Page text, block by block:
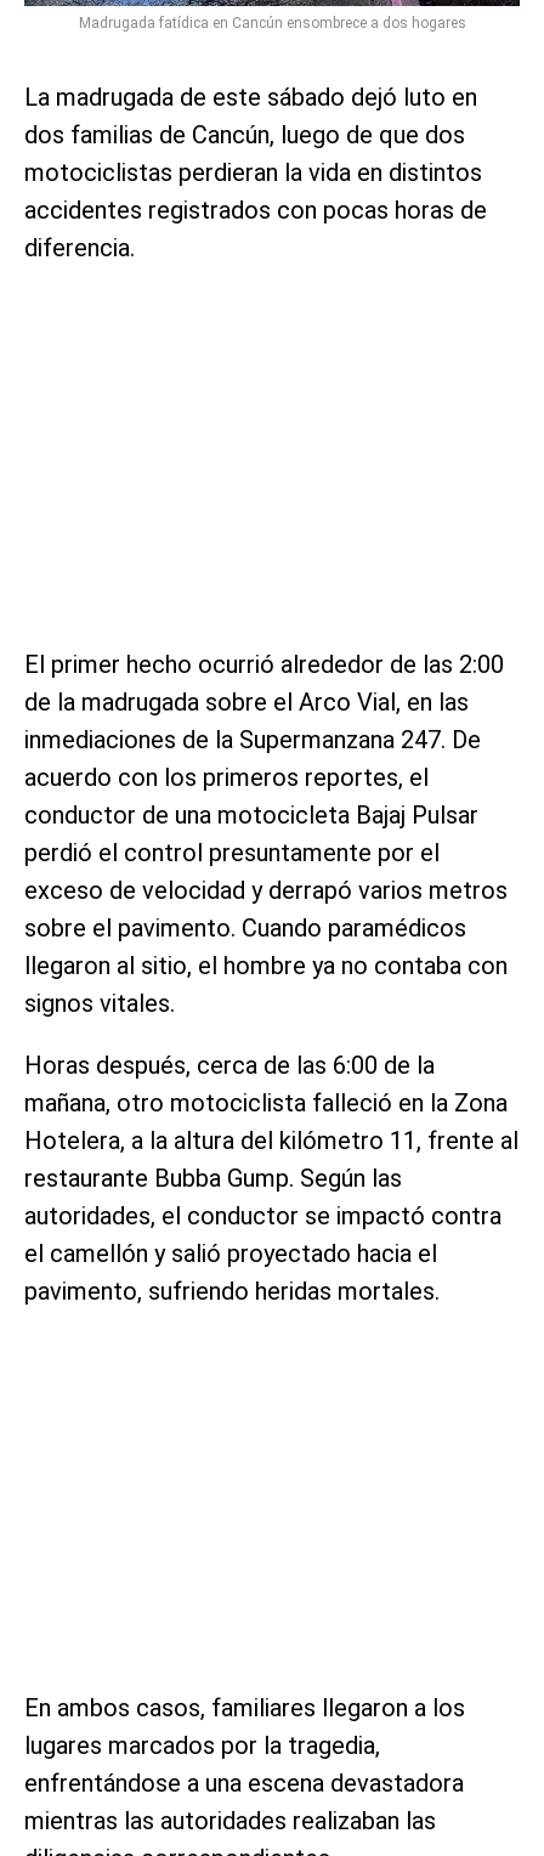
Madrugada fatídica en Cancún ensombrece a dos hogares
La madrugada de este sábado dejó luto en
dos familias de Cancún, luego de que dos
motociclistas perdieran la vida en distintos
accidentes registrados con pocas horas de
diferencia.
El primer hecho ocurrió alrededor de las 2:00
de la madrugada sobre el Arco Vial, en las
inmediaciones de la Supermanzana 247. De
acuerdo con los primeros reportes, el
conductor de una motocicleta Bajaj Pulsar
perdió el control presuntamente por el
exceso de velocidad y derrapó varios metros
sobre el pavimento. Cuando paramédicos
llegaron al sitio, el hombre ya no contaba con
signos vitales.
Horas después, cerca de las 6:00 de la
mañana, otro motociclista falleció en la Zona
Hotelera, a la altura del kilómetro 11, frente al
restaurante Bubba Gump. Según las
autoridades, el conductor se impactó contra
el camellón y salió proyectado hacia el
pavimento, sufriendo heridas mortales.
En ambos casos, familiares llegaron a los
lugares marcados por la tragedia,
enfrentándose a una escena devastadora
mientras las autoridades realizaban las